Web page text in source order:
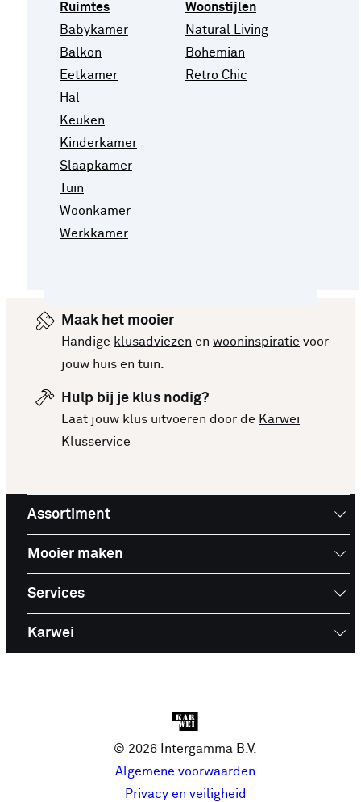
Ruimtes
Babykamer
Balkon
Eetkamer
Hal
Keuken
Kinderkamer
Slaapkamer
Tuin
Woonkamer
Werkkamer
Woonstijlen
Natural Living
Bohemian
Retro Chic
Maak het mooier
Handige klusadviezen en wooninspiratie voor
jouw huis en tuin.
Hulp bij je klus nodig?
Laat jouw klus uitvoeren door de Karwei
Klusservice
Assortiment
Mooier maken
Services
Karwei
© 2026 Intergamma B.V.
Algemene voorwaarden
Privacy en veiligheid